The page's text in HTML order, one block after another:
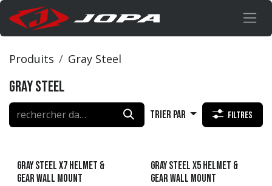
Se rendre au contenu
Produits Gray Steel
Gray Steel
Trier par Filtres
Gray steel X7 helmet &
gear wall mount
Gray steel X5 helmet &
gear wall mount